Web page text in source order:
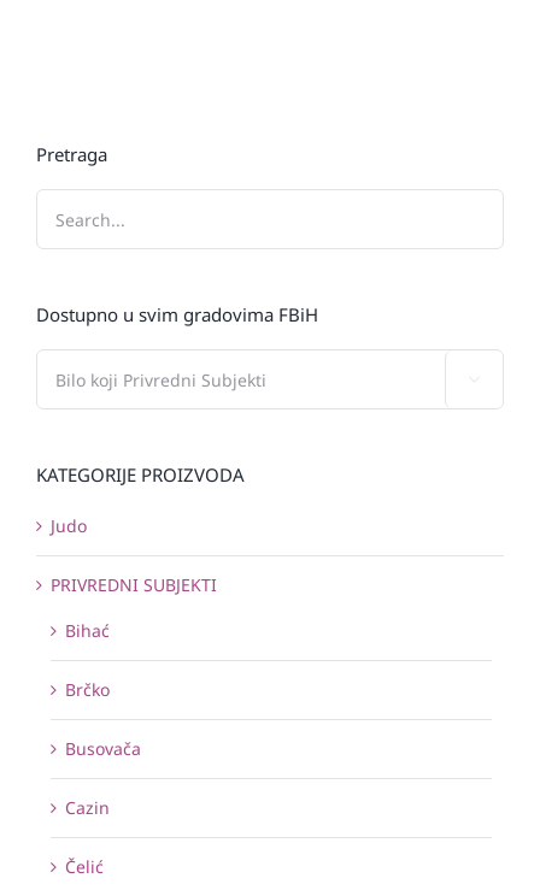
Pretraga
Dostupno u svim gradovima FBiH
KATEGORIJE PROIZVODA
Judo
PRIVREDNI SUBJEKTI
Bihać
Brčko
Busovača
Cazin
Čelić